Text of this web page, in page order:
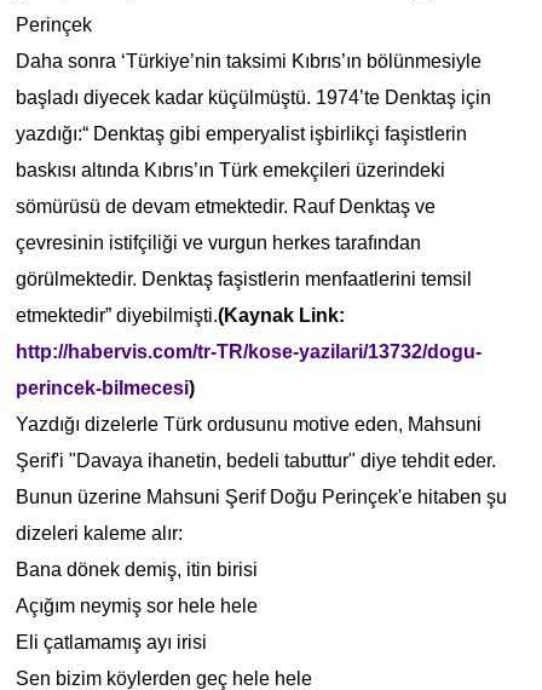
Perinçek
Daha sonra ‘Türkiye’nin taksimi Kıbrıs’ın bölünmesiyle
başladı diyecek kadar küçülmüştü. 1974’te Denktaş için
yazdığı:“ Denktaş gibi emperyalist işbirlikçi faşistlerin
baskısı altında Kıbrıs’ın Türk emekçileri üzerindeki
sömürüsü de devam etmektedir. Rauf Denktaş ve
çevresinin istifçiliği ve vurgun herkes tarafından
görülmektedir. Denktaş faşistlerin menfaatlerini temsil
etmektedir” diyebilmişti.(Kaynak Link:
http://habervis.com/tr-TR/kose-yazilari/13732/dogu-
perincek-bilmecesi)
Yazdığı dizelerle Türk ordusunu motive eden, Mahsuni
Şerif'i "Davaya ihanetin, bedeli tabuttur" diye tehdit eder.
Bunun üzerine Mahsuni Şerif Doğu Perinçek'e hitaben şu
dizeleri kaleme alır:
Bana dönek demiş, itin birisi
Açığım neymiş sor hele hele
Eli çatlamamış ayı irisi
Sen bizim köylerden geç hele hele